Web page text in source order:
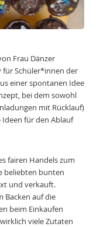
Frau Dänzer
für Schüler*innen der
einer spontanen Idee
bei dem sowohl
mit Rücklauf)
für den Ablauf
fairen Handels zum
beliebten bunten
und verkauft.
Backen auf die
beim Einkaufen
viele Zutaten